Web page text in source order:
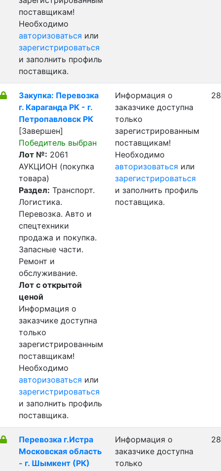
поставщикам!
Необходимо
авторизоваться или
зарегистрироваться
и заполнить профиль
поставщика.
Закупка: Перевозка
г. Караганда РК - г.
Петропавловск РК
[Завершен]
Победитель выбран
Лот №: 2061
АУКЦИОН (покупка
товара)
Раздел: Транспорт.
Логистика.
Перевозка. Авто и
спецтехники
продажа и покупка.
Запасные части.
Ремонт и
обслуживание.
Лот с открытой
ценой
Информация о
заказчике доступна
только
зарегистрированным
поставщикам!
Необходимо
авторизоваться или
зарегистрироваться
и заполнить профиль
поставщика.
Информация о
заказчике доступна
только
зарегистрированным
поставщикам!
Необходимо
авторизоваться или
зарегистрироваться
и заполнить профиль
поставщика.
Перевозка г.Истра
Московская область
- г. Шымкент (РК)
Информация о
заказчике доступна
только